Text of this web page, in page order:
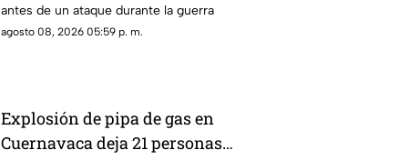
antes de un ataque durante la guerra
agosto 08, 2026 05:59 p. m.
Explosión de pipa de gas en
Cuernavaca deja 21 personas